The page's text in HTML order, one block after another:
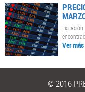
Ver más
© 2016